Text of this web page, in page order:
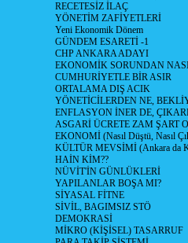
RECETESİZ İLAÇ
YÖNETİM ZAFİYETLERİ
Yeni Ekonomik Dönem
GÜNDEM ESARETİ -1
CHP ANKARA ADAYI
EKONOMİK SORUNDAN
CUMHURİYETLE BİR ASIR
ORTALAMA DIŞ ACIK
YÖNETİCİLERDEN NE,
ENFLASYON İNER DE,
ASGARİ ÜCRETE ZAM ŞART
EKONOMİ (Nasıl Düştü, Nasıl
KÜLTÜR MEVSİMİ (Ankara da
HAİN KİM??
NÜVİT'İN GÜNLÜKLERİ
YAPILANLAR BOŞA MI?
SİYASAL FİTNE
SİVİL, BAGIMSIZ STÖ
DEMOKRASİ
MİKRO (KİŞİSEL) TASARRUF